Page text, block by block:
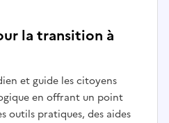
la transition à
et guide les citoyens
en offrant un point
outils pratiques, des aides